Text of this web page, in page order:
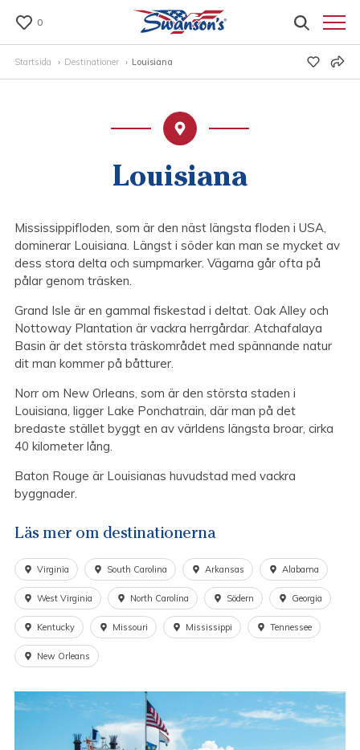
0
Startsida Destinationer Louisiana
Louisiana
Mississippifloden, som är den näst längsta floden i USA,
dominerar Louisiana. Längst i söder kan man se mycket av
dess stora delta och sumpmarker. Vägarna går ofta på
pålar genom träsken.
Grand Isle är en gammal fiskestad i deltat. Oak Alley och
Nottoway Plantation är vackra herrgårdar. Atchafalaya
Basin är det största träskområdet med spännande natur
dit man kommer på båtturer.
Norr om New Orleans, som är den största staden i
Louisiana, ligger Lake Ponchatrain, där man på det
bredaste stället byggt en av världens längsta broar, cirka
40 kilometer lång.
Baton Rouge är Louisianas huvudstad med vackra
byggnader.
Läs mer om destinationerna
Virginia South Carolina Arkansas Alabama
West Virginia North Carolina Södern Georgia
Kentucky Missouri Mississippi Tennessee
New Orleans